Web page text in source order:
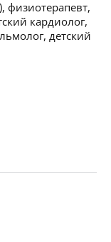
физиотерапевт,
кардиолог,
детский